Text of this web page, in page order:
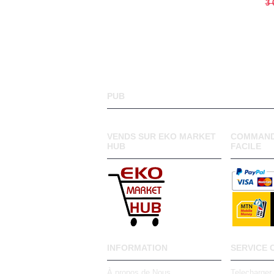
3
PUB
VENDS SUR EKO MARKET
HUB
FACILE
INFORMATION SERVICE